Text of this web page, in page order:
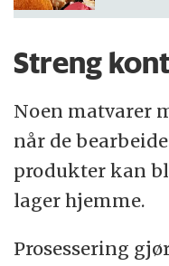
Streng
Noen matvarer
når de
produkter kan
lager hjemme.
Prosessering